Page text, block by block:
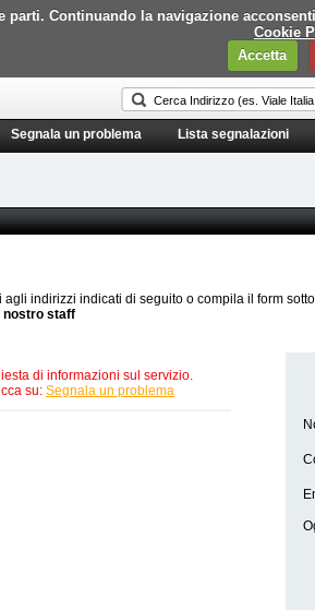
Continuando la navigazione
Cookie
Accetta
Segnala un problema Lista segnalazioni
indirizzi indicati di seguito o compila il form
nostro staff
di informazioni sul servizio.
su: Segnala un problema